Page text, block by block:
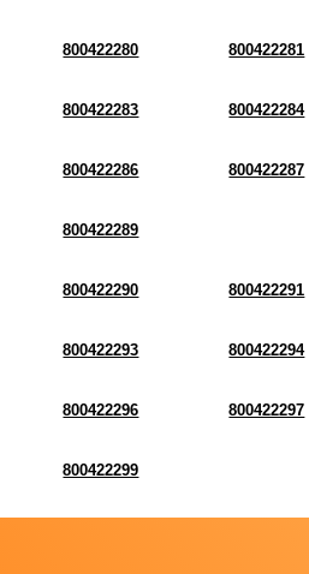
800422280 800422281
800422283 800422284
800422286 800422287
800422289
800422290 800422291
800422293 800422294
800422296 800422297
800422299